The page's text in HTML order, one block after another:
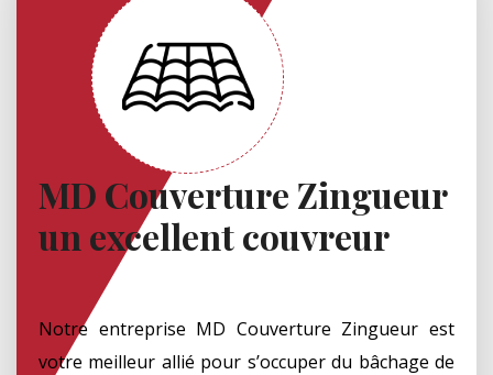
MD Couverture Zingueur
un excellent couvreur
Notre entreprise MD Couverture Zingueur est
votre meilleur allié pour s’occuper du bâchage de